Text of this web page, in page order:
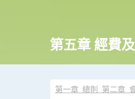
第五章 經費
第一章 總則 第二章